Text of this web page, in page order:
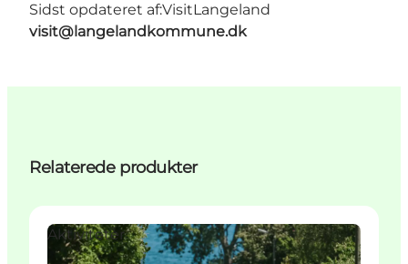
Sidst opdateret af:VisitLangeland
visit@langelandkommune.dk
Relaterede produkter
Aktiviteter